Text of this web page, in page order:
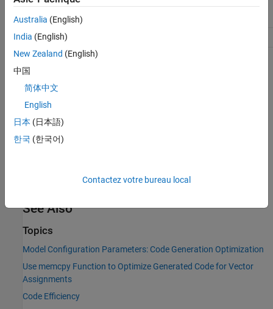
Efficiency
Accept default or determine target-
Safety precaution
Programmatic Use
Parameter:
Type:integer
Value:valid quantity of bytes
Introduced in R2008b
See Also
Topics
Model Configuration Parameters: Code Generation Optimization
Use memcpy Function to Optimize Generated Code for Vector
Assignments
Code Efficiency
Australia (English)
India (English)
New Zealand (English)
中国
简体中文
English
日本 (日本語)
한국 (한국어)
Contactez votre bureau local